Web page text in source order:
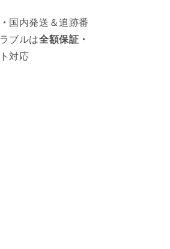
国内発送＆追跡番
ブルは全額保証・
対応